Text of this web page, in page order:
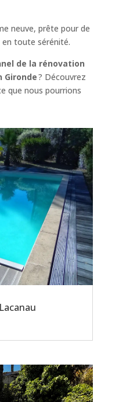
neuve, prête pour de
en toute sérénité.
de la rénovation
Gironde? Découvrez
que nous pourrions